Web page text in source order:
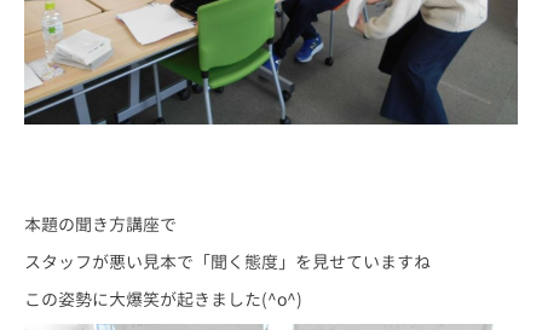
本題の聞き方講座で
スタッフが悪い見本で「聞く態度」を見せていますね
この姿勢に大爆笑が起きました(^o^)